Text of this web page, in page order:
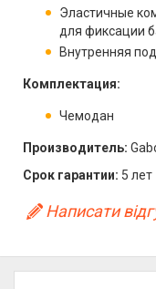
Эластичные
для фиксации
Внутренняя
Комплектация:
Чемодан
Производитель:
Срок гарантии: 5 лет
Написати